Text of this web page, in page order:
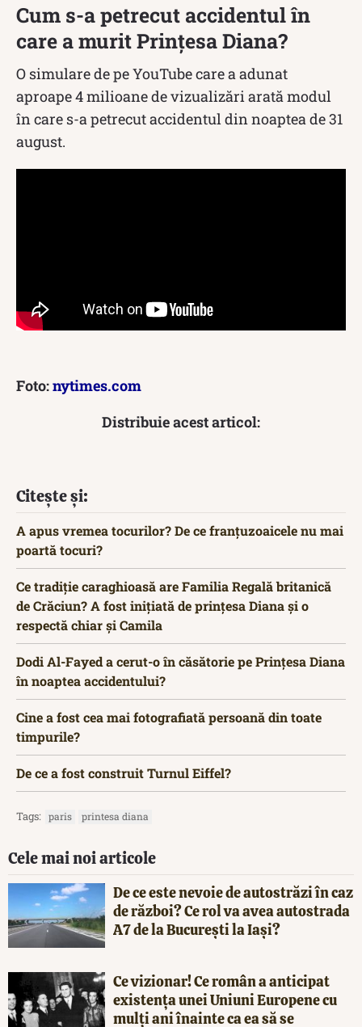
Cum s-a petrecut accidentul în
care a murit Prințesa Diana?
O simulare de pe YouTube care a adunat
aproape 4 milioane de vizualizări arată modul
în care s-a petrecut accidentul din noaptea de 31
august.
Foto:nytimes.com
Distribuie acest articol:
Citește și:
A apus vremea tocurilor? De ce franțuzoaicele nu mai
poartă tocuri?
Ce tradiție caraghioasă are Familia Regală britanică
de Crăciun? A fost inițiată de prințesa Diana și o
respectă chiar și Camila
Dodi Al-Fayed a cerut-o în căsătorie pe Prințesa Diana
în noaptea accidentului?
Cine a fost cea mai fotografiată persoană din toate
timpurile?
De ce a fost construit Turnul Eiffel?
Tags: paris printesa diana
Cele mai noi articole
De ce este nevoie de autostrăzi în caz
de război? Ce rol va avea autostrada
A7 de la București la Iași?
Ce vizionar! Ce român a anticipat
existența unei Uniuni Europene cu
mulți ani înainte ca ea să se